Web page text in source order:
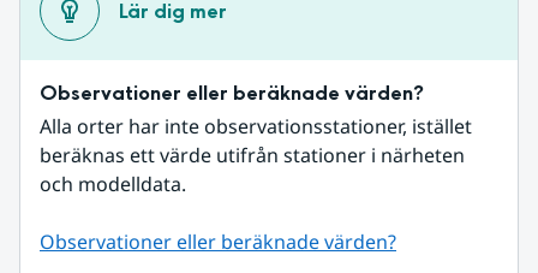
Lär dig mer
Observationer eller beräknade värden?
Alla orter har inte observationsstationer, istället
beräknas ett värde utifrån stationer i närheten
och modelldata.
Observationer eller beräknade värden?